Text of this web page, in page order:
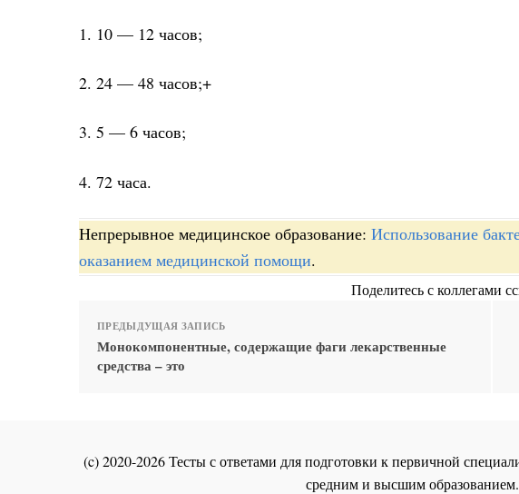
1. 10 — 12 часов;
2. 24 — 48 часов;+
3. 5 — 6 часов;
4. 72 часа.
Непрерывное медицинское образование: Использование
оказанием медицинской помощи.
Поделитесь с коллегами
ПРЕДЫДУЩАЯ ЗАПИСЬ
Монокомпонентные, содержащие фаги лекарственные
средства – это
(c) 2020-2026 Тесты с ответами для подготовки к первичной
средним и высшим